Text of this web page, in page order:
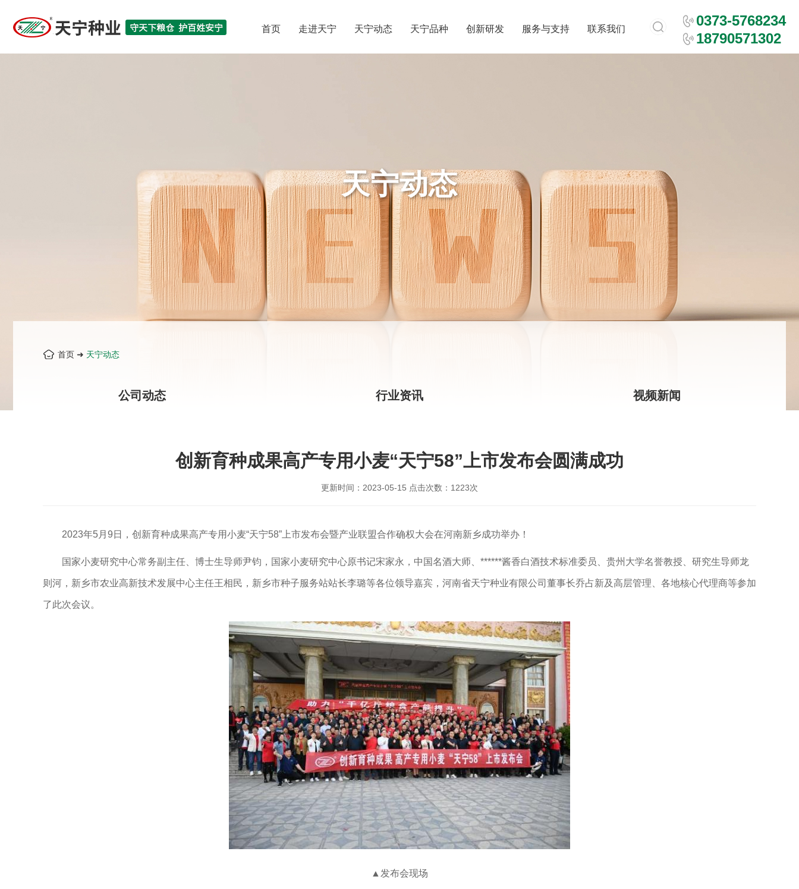
0373-5768234
18790571302
首页 走进天宁 天宁动态 天宁品种 创新研发 服务与支持 联系我们
天宁动态
首页 ➜ 天宁动态
公司动态 行业资讯 视频新闻
创新育种成果高产专用小麦“天宁58”上市发布会圆满成功
更新时间： 2023-05-15 点击次数： 1223次
2023年5月9日，创新育种成果高产专用小麦“天宁58”上市发布会暨产业联盟合作确权大会在河南新乡成功举办！
国家小麦研究中心常务副主任、博士生导师尹钧，国家小麦研究中心原书记宋家永，中国名酒大师、******酱香白酒技术标准委员、贵州大学名誉教授、研究生导师龙
则河，新乡市农业高新技术发展中心主任王相民，新乡市种子服务站站长李璐等各位领导嘉宾，河南省天宁种业有限公司董事长乔占新及高层管理、各地核心代理商等参加
了此次会议。
▲发布会现场